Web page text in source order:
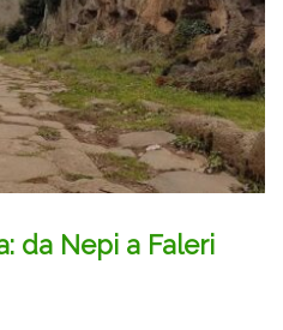
da Nepi a Faleri